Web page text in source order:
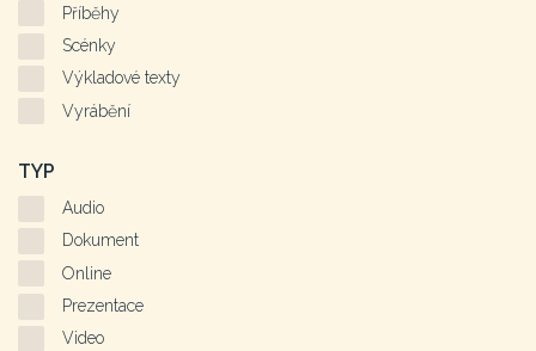
Příběhy
Scénky
Výkladové texty
Vyrábění
TYP
Audio
Dokument
Online
Prezentace
Video